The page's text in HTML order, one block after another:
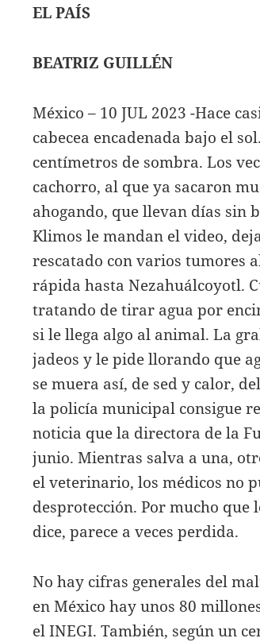
EL PAÍS
BEATRIZ GUILLÉN
México – 10 JUL 2023 -Hace
cabecea encadenada bajo el
centímetros de sombra. Los
cachorro, al que ya sacaron
ahogando, que llevan días sin
Klimos le mandan el video,
rescatado con varios tumores
rápida hasta Nezahuálcoyotl.
tratando de tirar agua por
si le llega algo al animal. La
jadeos y le pide llorando que
se muera así, de sed y calor,
la policía municipal consigue
noticia que la directora de la
junio. Mientras salva a una,
el veterinario, los médicos no
desprotección. Por mucho
dice, parece a veces perdida.
No hay cifras generales del
en México hay unos 80
el INEGI. También, según un